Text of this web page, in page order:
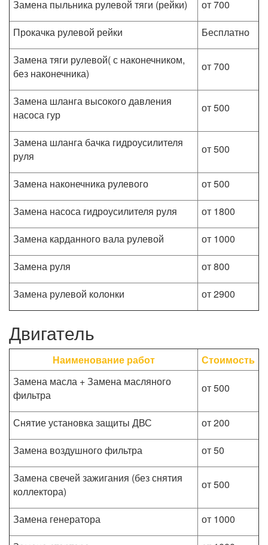
Замена пыльника рулевой тяги (рейки)
от 700
Прокачка рулевой рейки
Бесплатно
Замена тяги рулевой( с наконечником,
без наконечника)
от 700
Замена шланга высокого давления
насоса гур
от 500
Замена шланга бачка гидроусилителя
руля
от 500
Замена наконечника рулевого
от 500
Замена насоса гидроусилителя руля
от 1800
Замена карданного вала рулевой
от 1000
Замена руля
от 800
Замена рулевой колонки
от 2900
Двигатель
Наименование работ
Стоимость
Замена масла + Замена масляного
фильтра
от 500
Снятие установка защиты ДВС
от 200
Замена воздушного фильтра
от 50
Замена свечей зажигания (без снятия
коллектора)
от 500
Замена генератора
от 1000